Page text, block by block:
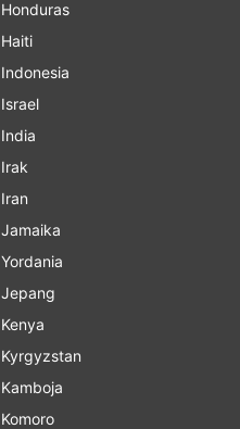
Honduras
Haiti
Indonesia
Israel
India
Irak
Iran
Jamaika
Yordania
Jepang
Kenya
Kyrgyzstan
Kamboja
Komoro